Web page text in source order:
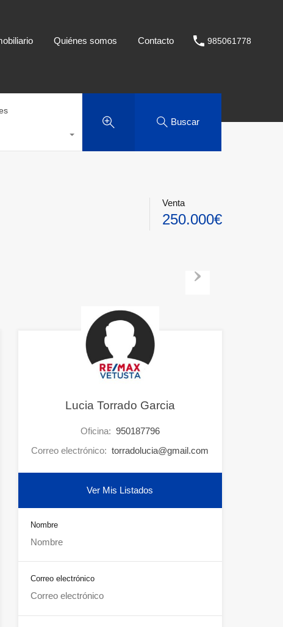
Quiénes somos Contacto 985061778
Buscar
Venta
250.000€
Lucia Torrado Garcia
Oficina: 950187796
Correo electrónico: torradolucia@gmail.com
Ver Mis Listados
Nombre
Correo electrónico